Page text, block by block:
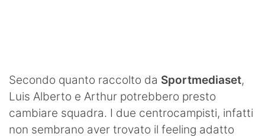
Secondo quanto raccolto da Sportmediaset,
Luis Alberto e Arthur potrebbero presto
cambiare squadra. I due centrocampisti, infatti
non sembrano aver trovato il feeling adatto